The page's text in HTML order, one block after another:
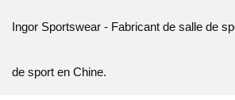
Ingor Sportswear - Fabricant de salle de
de sport en Chine.